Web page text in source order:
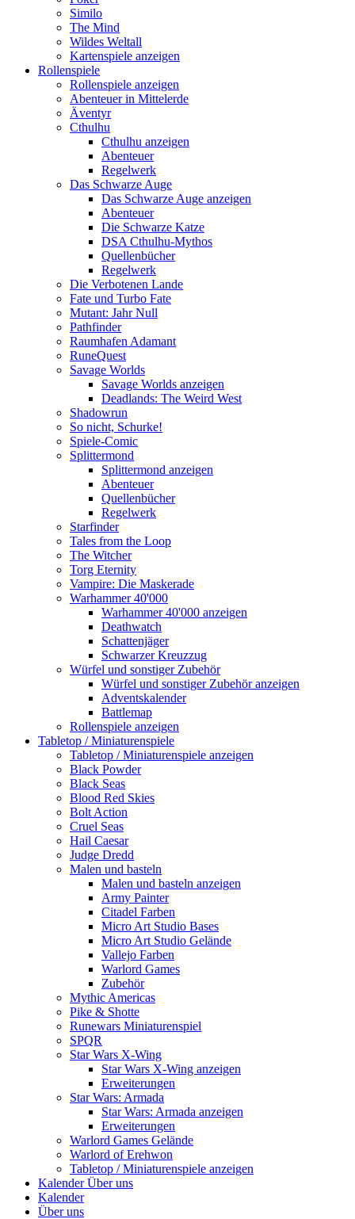
Similo
The Mind
Wildes Weltall
Kartenspiele anzeigen
Rollenspiele
Rollenspiele anzeigen
Abenteuer in Mittelerde
Äventyr
Cthulhu
Cthulhu anzeigen
Abenteuer
Regelwerk
Das Schwarze Auge
Das Schwarze Auge anzeigen
Abenteuer
Die Schwarze Katze
DSA Cthulhu-Mythos
Quellenbücher
Regelwerk
Die Verbotenen Lande
Fate und Turbo Fate
Mutant: Jahr Null
Pathfinder
Raumhafen Adamant
RuneQuest
Savage Worlds
Savage Worlds anzeigen
Deadlands: The Weird West
Shadowrun
So nicht, Schurke!
Spiele-Comic
Splittermond
Splittermond anzeigen
Abenteuer
Quellenbücher
Regelwerk
Starfinder
Tales from the Loop
The Witcher
Torg Eternity
Vampire: Die Maskerade
Warhammer 40'000
Warhammer 40'000 anzeigen
Deathwatch
Schattenjäger
Schwarzer Kreuzzug
Würfel und sonstiger Zubehör
Würfel und sonstiger Zubehör anzeigen
Adventskalender
Battlemap
Rollenspiele anzeigen
Tabletop / Miniaturenspiele
Tabletop / Miniaturenspiele anzeigen
Black Powder
Black Seas
Blood Red Skies
Bolt Action
Cruel Seas
Hail Caesar
Judge Dredd
Malen und basteln
Malen und basteln anzeigen
Army Painter
Citadel Farben
Micro Art Studio Bases
Micro Art Studio Gelände
Vallejo Farben
Warlord Games
Zubehör
Mythic Americas
Pike & Shotte
Runewars Miniaturenspiel
SPQR
Star Wars X-Wing
Star Wars X-Wing anzeigen
Erweiterungen
Star Wars: Armada
Star Wars: Armada anzeigen
Erweiterungen
Warlord Games Gelände
Warlord of Erehwon
Tabletop / Miniaturenspiele anzeigen
KalenderÜber uns
Kalender
Über uns